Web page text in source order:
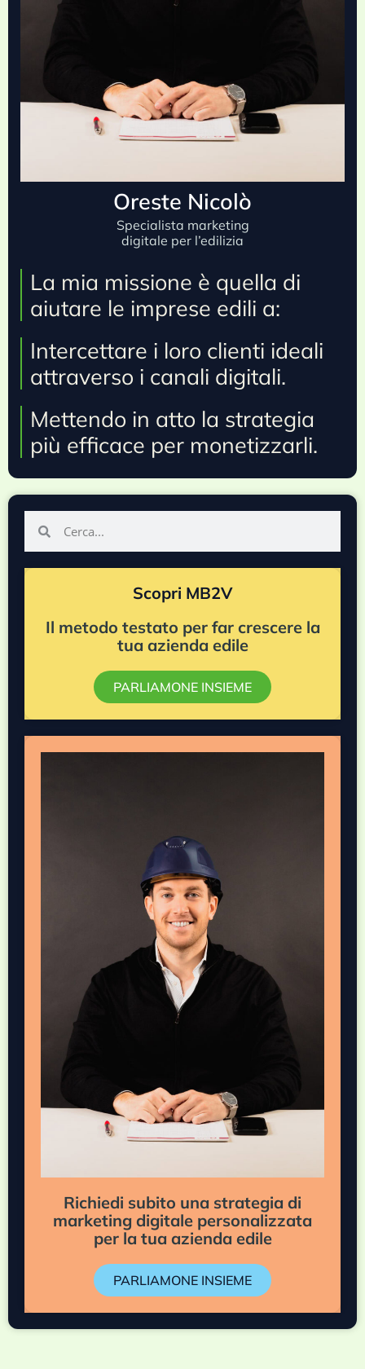
Oreste Nicolò
Specialista marketing
digitale per l’edilizia
La mia missione è quella di
aiutare le imprese edili a:
Intercettare i loro clienti ideali
attraverso i canali digitali.
Mettendo in atto la strategia
più efficace per monetizzarli.
Scopri MB2V
Il metodo testato per far crescere la
tua azienda edile
PARLIAMONE INSIEME
Richiedi subito una strategia di
marketing digitale personalizzata
per la tua azienda edile
PARLIAMONE INSIEME